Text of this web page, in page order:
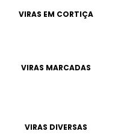
VIRAS EM CORTIÇA
VIRAS MARCADAS
VIRAS DIVERSAS